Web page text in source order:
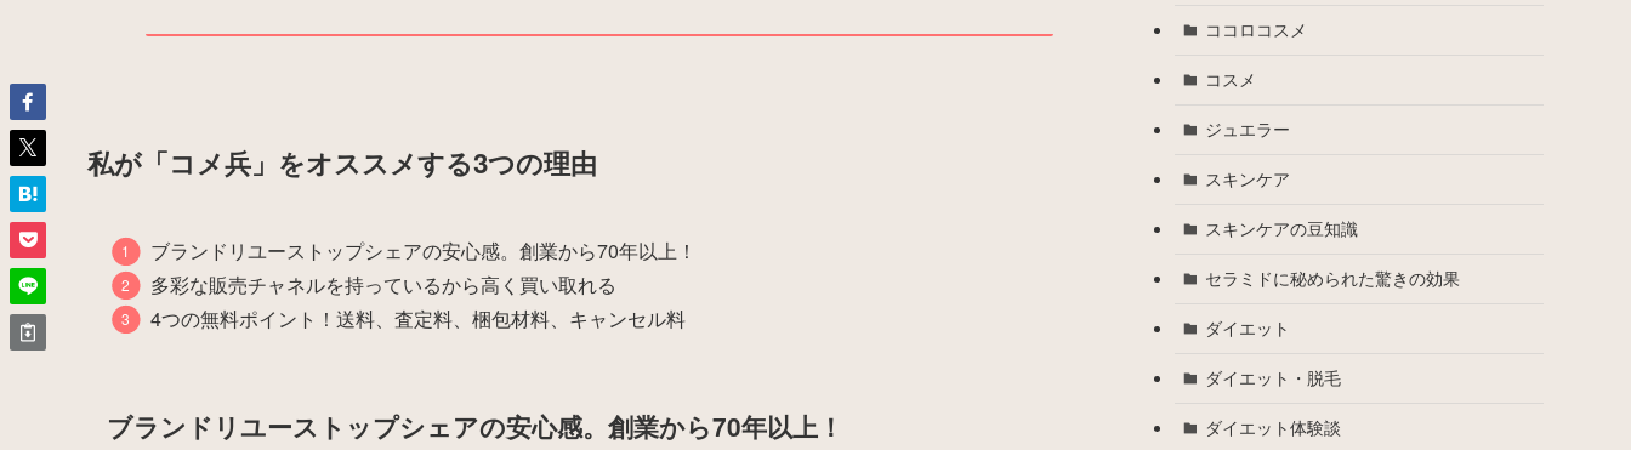
私が「コメ兵」をオススメする3つの理由
ブランドリユーストップシェアの安心感。創業から70年以上！
多彩な販売チャネルを持っているから高く買い取れる
4つの無料ポイント！送料、査定料、梱包材料、キャンセル料
ブランドリユーストップシェアの安心感。創業から70年以上！
ココロコスメ
コスメ
ジュエラー
スキンケア
スキンケアの豆知識
セラミドに秘められた驚きの効果
ダイエット
ダイエット・脱毛
ダイエット体験談